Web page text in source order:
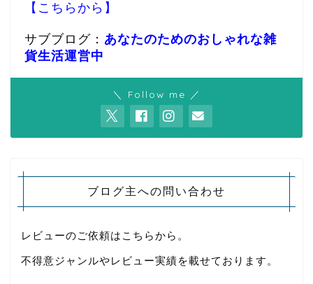
【こちらから】
サブブログ： あなたのためのおしゃれな雑
貨生活運営中
＼ Follow me ／
ブログ主への問い合わせ
レビューのご依頼はこちらから。
不得意ジャンルやレビュー実績を載せております。